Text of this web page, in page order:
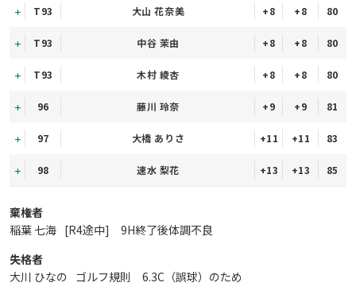
T93 大山 花奈美 +8 +8 80
T93 中谷 茉由 +8 +8 80
T93 木村 綾杏 +8 +8 80
96 藤川 玲奈 +9 +9 81
97 大橋 ありさ +11 +11 83
98 速水 梨花 +13 +13 85
棄権者
稲葉 七海 [R4途中] 9H終了後体調不良
失格者
大川 ひなの
ゴルフ規則 6.3C（誤球）のため